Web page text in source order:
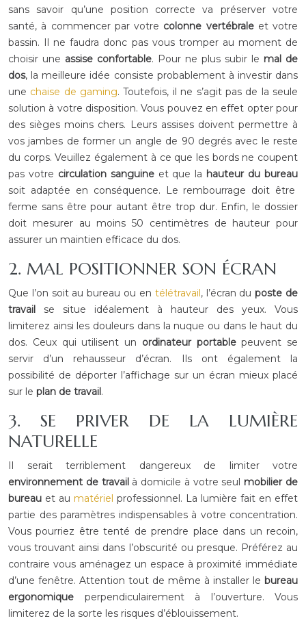
sans savoir qu’une position correcte va préserver votre
santé, à commencer par votre colonne vertébraleet votre
bassin. Il ne faudra donc pas vous tromper au moment de
choisir une assise confortable. Pour ne plus subir le mal de
dos, la meilleure idée consiste probablement à investir dans
une chaise de gaming. Toutefois, il ne s’agit pas de la seule
solution à votre disposition. Vous pouvez en effet opter pour
des sièges moins chers. Leurs assises doivent permettre à
vos jambes de former un angle de 90 degrés avec le reste
du corps. Veuillez également à ce que les bords ne coupent
pas votre circulation sanguineet que la hauteur du bureau
soit adaptée en conséquence. Le rembourrage doit être
ferme sans être pour autant être trop dur. Enfin, le dossier
doit mesurer au moins 50 centimètres de hauteur pour
assurer un maintien efficace du dos.
2. MAL POSITIONNER SON ÉCRAN
Que l’on soit au bureau ou en télétravail, l’écran duposte de
travail se situe idéalement à hauteur des yeux. Vous
limiterez ainsi les douleurs dans la nuque ou dans le haut du
dos. Ceux qui utilisent un ordinateur portablepeuvent se
servir d’un rehausseur d’écran. Ils ont également la
possibilité de déporter l’affichage sur un écran mieux placé
sur le plan de travail.
3. SE PRIVER DE LA LUMIÈRE
NATURELLE
Il serait terriblement dangereux de limiter votre
environnement de travailà domicile à votre seul mobilier de
bureau et au matériel professionnel. La lumière fait en effet
partie des paramètres indispensables à votre concentration.
Vous pourriez être tenté de prendre place dans un recoin,
vous trouvant ainsi dans l’obscurité ou presque. Préférez au
contraire vous aménagez un espace à proximité immédiate
d’une fenêtre. Attention tout de même à installer le bureau
ergonomique perpendiculairement à l’ouverture. Vous
limiterez de la sorte les risques d’éblouissement.